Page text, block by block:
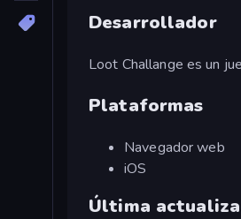
Desarrollador
Loot Challange es un
Plataformas
Navegador web
iOS
Última